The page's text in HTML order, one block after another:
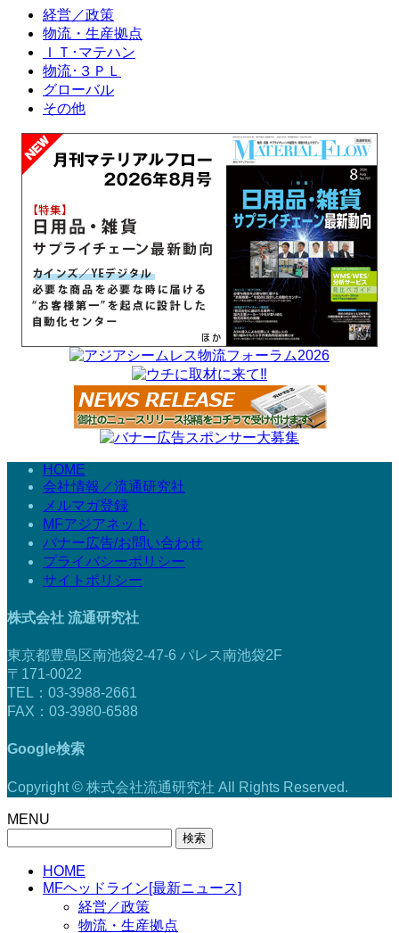
経営／政策
物流・生産拠点
ＩＴ･マテハン
物流･３ＰＬ
グローバル
その他
HOME
会社情報／流通研究社
メルマガ登録
MFアジアネット
バナー広告/お問い合わせ
プライバシーポリシー
サイトポリシー
株式会社 流通研究社
東京都豊島区南池袋2-47-6 パレス南池袋2F
〒171-0022
TEL：03-3988-2661
FAX：03-3980-6588
Google検索
Copyright © 株式会社流通研究社 All Rights Reserved.
MENU
HOME
MFヘッドライン[最新ニュース]
経営／政策
物流・生産拠点